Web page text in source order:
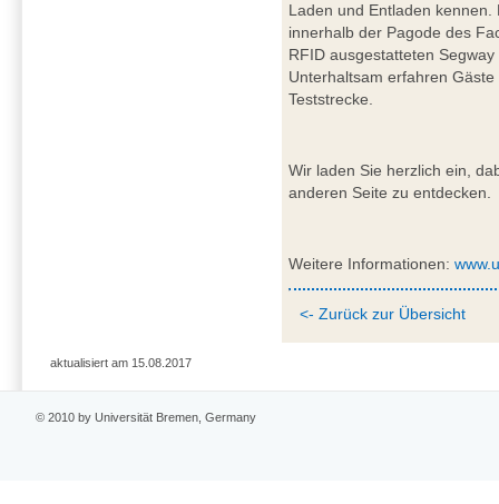
Laden und Entladen
innerhalb der Pagode des
RFID ausgestatteten
Unterhaltsam erfahren
Teststrecke.
Wir laden Sie herzlich ein,
anderen Seite zu entdecken.
Weitere Informationen:
<- Zurück zur Übersicht
aktualisiert am 15.08.2017
© 2010 by Universität Bremen, Germany